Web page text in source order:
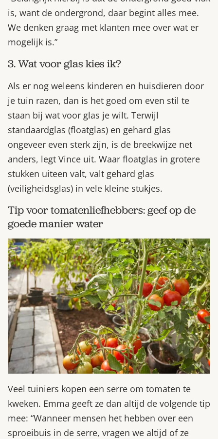
is, want de ondergrond, daar begint alles mee.
We denken graag met klanten mee over wat er
mogelijk is.”
3. Wat voor glas kies ik?
Als er nog weleens kinderen en huisdieren door
je tuin razen, dan is het goed om even stil te
staan bij wat voor glas je wilt. Terwijl
standaardglas (floatglas) en gehard glas
ongeveer even sterk zijn, is de breekwijze net
anders, legt Vince uit. Waar floatglas in grotere
stukken uiteen valt, valt gehard glas
(veiligheidsglas) in vele kleine stukjes.
Tip voor tomatenliefhebbers: geef op de
goede manier water
Veel tuiniers kopen een serre om tomaten te
kweken. Emma geeft ze dan altijd de volgende tip
mee: “Wanneer mensen het hebben over een
sproeibuis in de serre, vragen we altijd of ze